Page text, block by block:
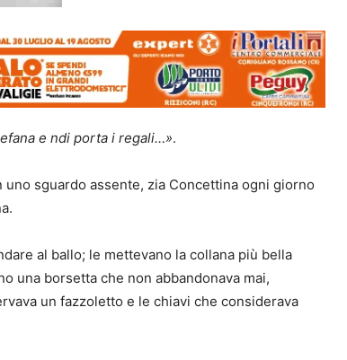
e ndi porta i regali…».
sguardo assente, zia Concettina ogni giorno
al ballo; le mettevano la collana più bella
una borsetta che non abbandonava mai,
un fazzoletto e le chiavi che considerava